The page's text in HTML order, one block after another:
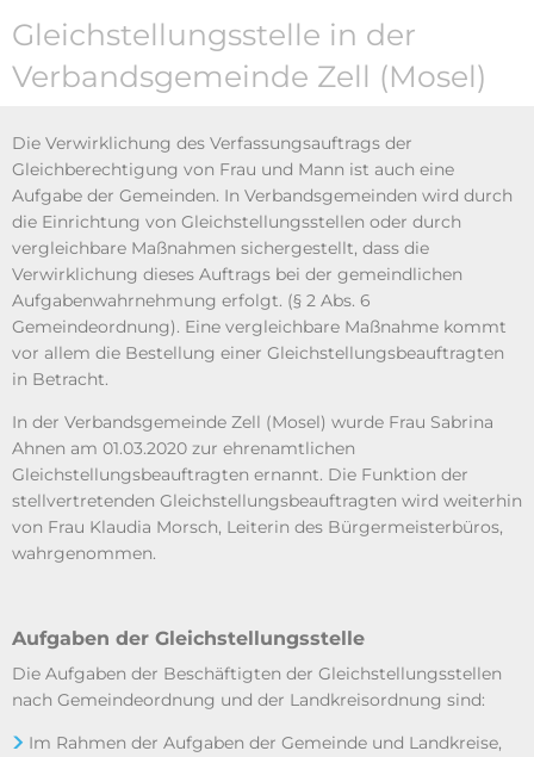
Gleichstellungsstelle
Gleichstellungsstelle in der
Verbandsgemeinde Zell (Mosel)
Die Verwirklichung des Verfassungsauftrags der
Gleichberechtigung von Frau und Mann ist auch eine
Aufgabe der Gemeinden. In Verbandsgemeinden wird durch
die Einrichtung von Gleichstellungsstellen oder durch
vergleichbare Maßnahmen sichergestellt, dass die
Verwirklichung dieses Auftrags bei der gemeindlichen
Aufgabenwahrnehmung erfolgt. (§ 2 Abs. 6
Gemeindeordnung). Eine vergleichbare Maßnahme kommt
vor allem die Bestellung einer Gleichstellungsbeauftragten
in Betracht.
In der Verbandsgemeinde Zell (Mosel) wurde Frau Sabrina
Ahnen am 01.03.2020 zur ehrenamtlichen
Gleichstellungsbeauftragten ernannt. Die Funktion der
stellvertretenden Gleichstellungsbeauftragten wird weiterhin
von Frau Klaudia Morsch, Leiterin des Bürgermeisterbüros,
wahrgenommen.
Aufgaben der Gleichstellungsstelle
Die Aufgaben der Beschäftigten der Gleichstellungsstellen
nach Gemeindeordnung und der Landkreisordnung sind:
Im Rahmen der Aufgaben der Gemeinde und Landkreise,